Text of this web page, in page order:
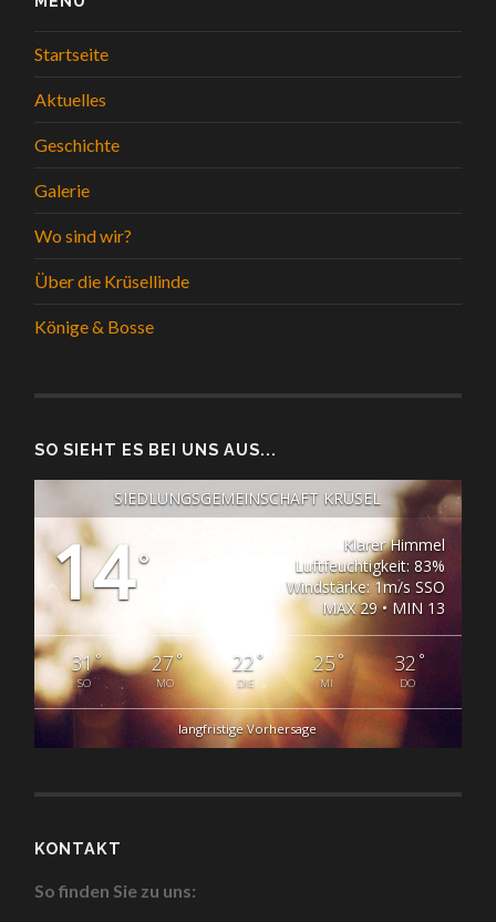
Startseite
Aktuelles
Geschichte
Galerie
Wo sind wir?
Über die Krüsellinde
Könige & Bosse
SO SIEHT ES BEI UNS AUS...
SIEDLUNGSGEMEINSCHAFT KRÜSEL
14°
Klarer Himmel
Luftfeuchtigkeit: 83%
Windstärke: 1m/s SSO
MAX 29 • MIN 13
31°
SO
27°
MO
22 °
DIE
25°
MI
32 °
DO
langfristige Vorhersage
KONTAKT
So finden Sie zu uns: